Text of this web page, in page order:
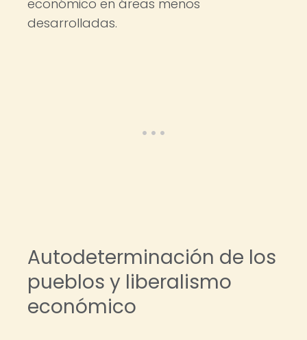
económico en áreas menos
desarrolladas.
Autodeterminación de los
pueblos y liberalismo
económico